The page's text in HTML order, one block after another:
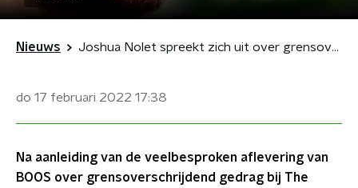
Nieuws Joshua Nolet spreekt zich uit over grensoverschrijdend gedrag door mannen
do 17 februari 2022 17:38
Na aanleiding van de veelbesproken aflevering van
BOOS over grensoverschrijdend gedrag bij The